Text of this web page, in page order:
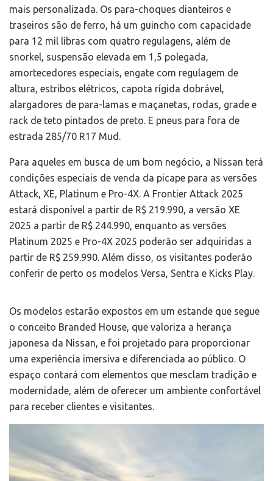
mais personalizada. Os para-choques dianteiros e
traseiros são de ferro, há um guincho com capacidade
para 12 mil libras com quatro regulagens, além de
snorkel, suspensão elevada em 1,5 polegada,
amortecedores especiais, engate com regulagem de
altura, estribos elétricos, capota rígida dobrável,
alargadores de para-lamas e maçanetas, rodas, grade e
rack de teto pintados de preto. E pneus para fora de
estrada 285/70 R17 Mud.
Para aqueles em busca de um bom negócio, a Nissan terá
condições especiais de venda da picape para as versões
Attack, XE, Platinum e Pro-4X. A Frontier Attack 2025
estará disponível a partir de R$ 219.990, a versão XE
2025 a partir de R$ 244.990, enquanto as versões
Platinum 2025 e Pro-4X 2025 poderão ser adquiridas a
partir de R$ 259.990. Além disso, os visitantes poderão
conferir de perto os modelos Versa, Sentra e Kicks Play.
Os modelos estarão expostos em um estande que segue
o conceito Branded House, que valoriza a herança
japonesa da Nissan, e foi projetado para proporcionar
uma experiência imersiva e diferenciada ao público. O
espaço contará com elementos que mesclam tradição e
modernidade, além de oferecer um ambiente confortável
para receber clientes e visitantes.